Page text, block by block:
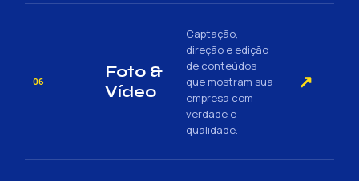
06
Foto &
Vídeo
Captação,
direção e edição
de conteúdos
que mostram sua
empresa com
verdade e
qualidade.
↗